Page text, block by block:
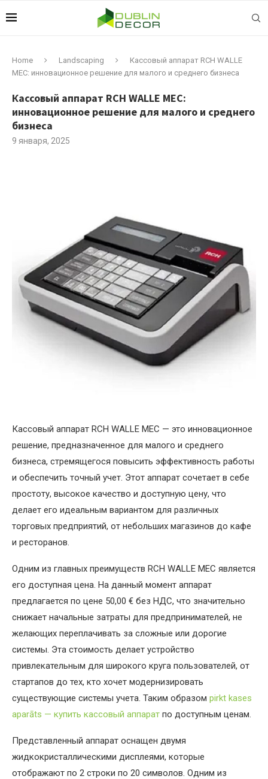
Home Landscaping
Кассовый аппарат RCH WALLE
MEC: инновационное решение для малого и среднего бизнеса
Кассовый аппарат RCH WALLE MEC:
инновационное решение для малого и среднего
бизнеса
9 января, 2025
Кассовый аппарат RCH WALLE MEC — это инновационное
решение, предназначенное для малого и среднего
бизнеса, стремящегося повысить эффективность работы
и обеспечить точный учет. Этот аппарат сочетает в себе
простоту, высокое качество и доступную цену, что
делает его идеальным вариантом для различных
торговых предприятий, от небольших магазинов до кафе
и ресторанов.
Одним из главных преимуществ RCH WALLE MEC является
его доступная цена. На данный момент аппарат
предлагается по цене 50,00 € без НДС, что значительно
снижает начальные затраты для предпринимателей, не
желающих переплачивать за сложные или дорогие
системы. Эта стоимость делает устройство
привлекательным для широкого круга пользователей, от
стартапов до тех, кто хочет модернизировать
существующие системы учета. Таким образом pirkt kases
aparāts — купить кассовый аппарат по доступным ценам.
Представленный аппарат оснащен двумя
жидкокристаллическими дисплеями, которые
отображают по 2 строки по 20 символов. Одним из